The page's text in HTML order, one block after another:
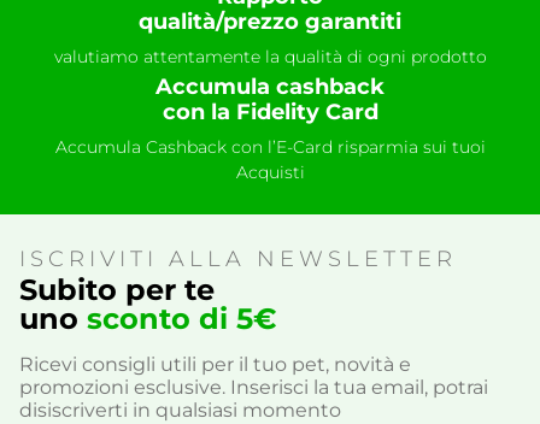
qualità/prezzo garantiti
valutiamo attentamente la qualità di ogni prodotto
Accumula cashback
con la Fidelity Card
Accumula Cashback con l’E-Card risparmia sui tuoi
Acquisti
ISCRIVITI ALLA NEWSLETTER
Subito per te
uno sconto di 5€
Ricevi consigli utili per il tuo pet, novità e
promozioni esclusive. Inserisci la tua email, potrai
disiscriverti in qualsiasi momento